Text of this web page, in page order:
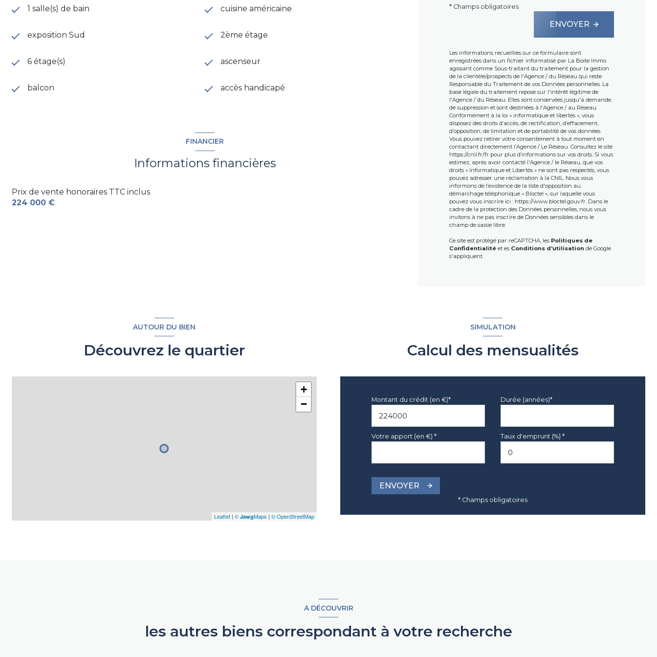
1 salle(s) de bain cuisine américaine
exposition Sud 2ème étage
6 étage(s) ascenseur
balcon accès handicapé
FINANCIER
Informations financières
Prix de vente honoraires TTC inclus
224 000 €
* Champs obligatoires
ENVOYER
Les informations recueillies sur ce formulaire sont
enregistrées dans un fichier informatisé par La Boite Immo
agissant comme Sous-traitant du traitement pour la gestion
de la clientèle/prospects de l'Agence / du Réseau qui reste
Responsable du Traitement de vos Données personnelles. La
base légale du traitement repose sur l'intérêt légitime de
l'Agence / du Réseau. Elles sont conservées jusqu'à demande
de suppression et sont destinées à l'Agence / au Réseau.
Conformément à la loi « informatique et libertés », vous
disposez des droits d’accès, de rectification, d’effacement,
d’opposition, de limitation et de portabilité de vos données.
Vous pouvez retirer votre consentement à tout moment en
contactant directement l’Agence / Le Réseau. Consultez le site
https://cnil.fr/fr pour plus d’informations sur vos droits. Si vous
estimez, après avoir contacté l'Agence / le Réseau, que vos
droits « Informatique et Libertés » ne sont pas respectés, vous
pouvez adresser une réclamation à la CNIL. Nous vous
informons de l’existence de la liste d'opposition au
démarchage téléphonique « Bloctel », sur laquelle vous
pouvez vous inscrire ici : https://www.bloctel.gouv.fr . Dans le
cadre de la protection des Données personnelles, nous vous
invitons à ne pas inscrire de Données sensibles dans le
champ de saisie libre.
Ce site est protégé par reCAPTCHA, les Politiques de
Confidentialitéet es Conditions d'utilisation de Google
s'appliquent.
AUTOUR DU BIEN
Découvrez le quartier
+
−
Leaflet | © JawgMaps | © OpenStreetMap
SIMULATION
Calcul des mensualités
Montant du crédit (en €)* Durée (années)*
Votre apport (en €) * Taux d'emprunt (%) *
ENVOYER
* Champs obligatoires
A DÉCOUVRIR
les autres biens correspondant à votre recherche